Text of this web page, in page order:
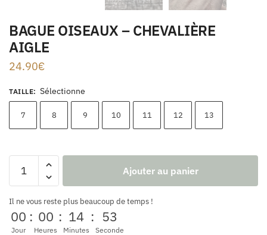
BAGUE OISEAUX – CHEVALIÈRE
AIGLE
24.90€
TAILLE: Sélectionne
7 8 9 10 11 12 13
Ajouter au panier
Il ne vous reste plus beaucoup de temps !
00
Jour
: 00
Heures
: 14
Minutes
: 52
Seconde